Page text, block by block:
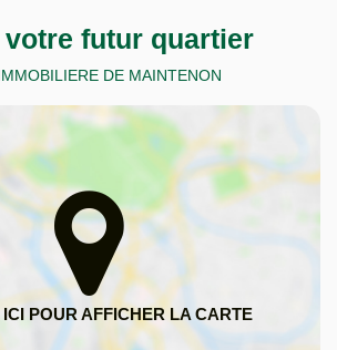
votre futur quartier
DE MAINTENON